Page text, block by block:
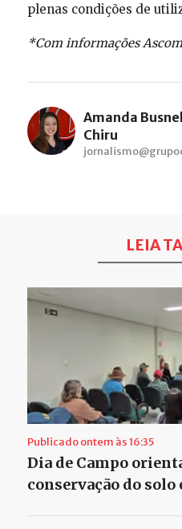
plenas condições de
*Com informações
Amanda
Chiru
LEIA
Publicado ontem às 16:35
Dia de Campo
conservação do